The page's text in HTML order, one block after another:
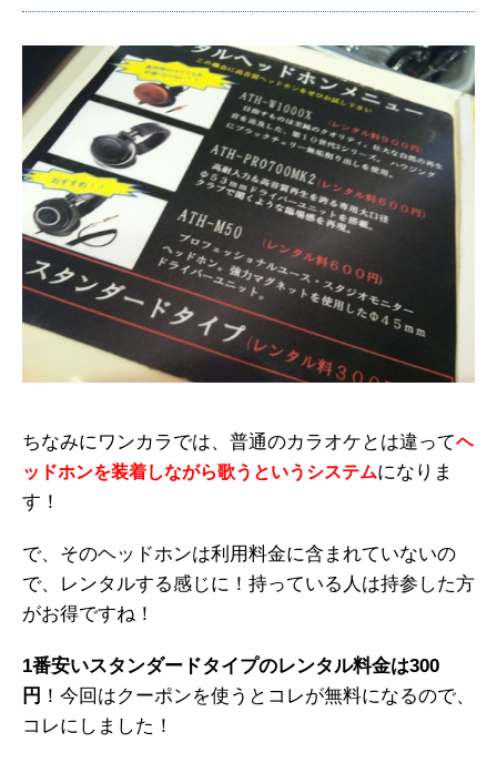
ちなみにワンカラでは、普通のカラオケとは違ってヘ
ッドホンを装着しながら歌うというシステムになりま
す！
で、そのヘッドホンは利用料金に含まれていないの
で、レンタルする感じに！持っている人は持参した方
がお得ですね！
1番安いスタンダードタイプのレンタル料金は300
円 ！今回はクーポンを使うとコレが無料になるので、
コレにしました！